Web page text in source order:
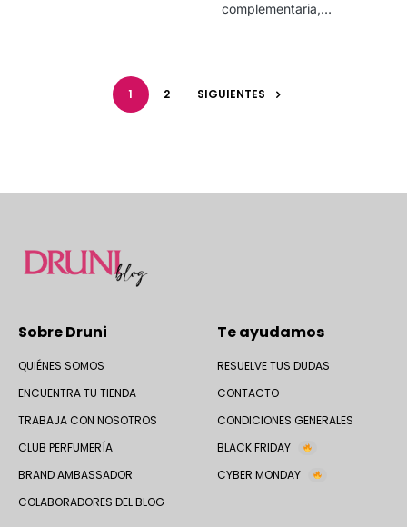
complementaria,…
1 2 SIGUIENTES
Sobre Druni
QUIÉNES SOMOS
ENCUENTRA TU TIENDA
TRABAJA CON NOSOTROS
CLUB PERFUMERÍA
BRAND AMBASSADOR
COLABORADORES DEL BLOG
Te ayudamos
RESUELVE TUS DUDAS
CONTACTO
CONDICIONES GENERALES
BLACK FRIDAY
CYBER MONDAY